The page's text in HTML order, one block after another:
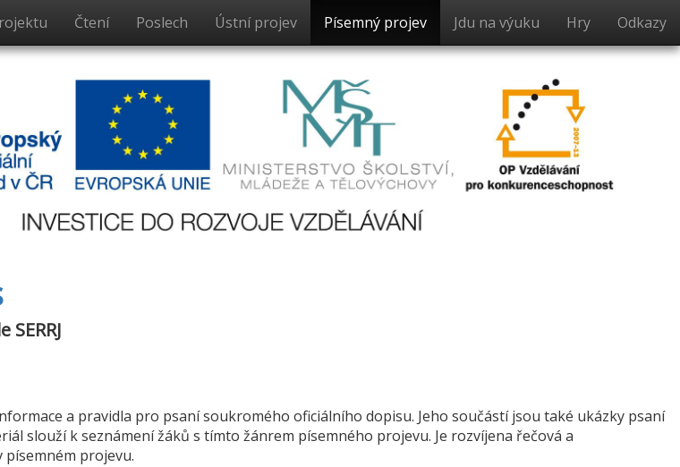
Čtení Poslech Ústní projev Písemný projev Jdu na výuku Hry Odkazy
a pravidla pro psaní soukromého oficiálního dopisu. Jeho součástí jsou také ukázky psaní
slouží k seznámení žáků s tímto žánrem písemného projevu. Je rozvíjena řečová a
projevu.